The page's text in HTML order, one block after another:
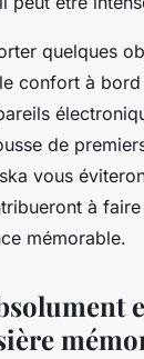
quelques
confort à
de
vous
à
mémorable.